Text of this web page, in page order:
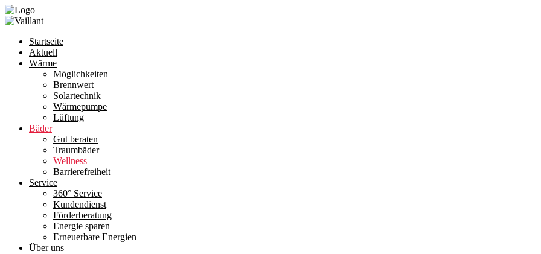
Startseite
Aktuell
Wärme
Möglichkeiten
Brennwert
Solartechnik
Wärmepumpe
Lüftung
Bäder
Gut beraten
Traumbäder
Wellness
Barrierefreiheit
Service
360° Service
Kundendienst
Förderberatung
Energie sparen
Erneuerbare Energien
Über uns